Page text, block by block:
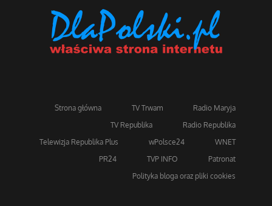
Strona główna TV Trwam
Radio Maryja
TV Republika
Radio Republika
Telewizja Republika Plus
wPolsce24
WNET
PR24
TVP INFO
Patronat
Polityka bloga oraz pliki cookies